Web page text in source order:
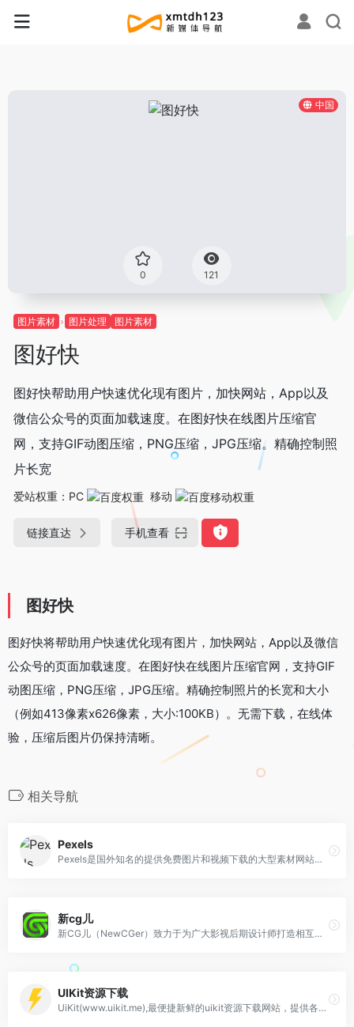
中国
0 121
图片素材 图片处理 图片素材
图好快
图好快帮助用户快速优化现有图片，加快网站，App以及
微信公众号的页面加载速度。在图好快在线图片压缩官
网，支持GIF动图压缩，PNG压缩，JPG压缩。精确控制照
片长宽
爱站权重： PC 移动
链接直达 手机查看
图好快
图好快将帮助用户快速优化现有图片，加快网站，App以及微信
公众号的页面加载速度。在图好快在线图片压缩官网，支持GIF
动图压缩，PNG压缩，JPG压缩。精确控制照片的长宽和大小
（例如413像素x626像素，大小:100KB）。无需下载，在线体
验，压缩后图片仍保持清晰。
相关导航
Pexels
Pexels是国外知名的提供免费图片和视频下载的大型素材网站，图片素材均由来自世界各地摄影师拍摄并且上传，Pexels官网提供的免费图片素材可用于个人和商业…
新cg儿
新CG儿（NewCGer）致力于为广大影视后期设计师打造相互交流、分享作品与经验的互动平台。新CG儿同时还提供了免费AE模板素材下载，新CG儿的素材更新快，模板丰富
UIKit资源下载
UiKit(www.uikit.me),最便捷新鲜的uikit资源下载网站，提供各种设计素材源文件下载，设计源文件分享社区。官网整合了大量UIKIT文件,包含展示样机